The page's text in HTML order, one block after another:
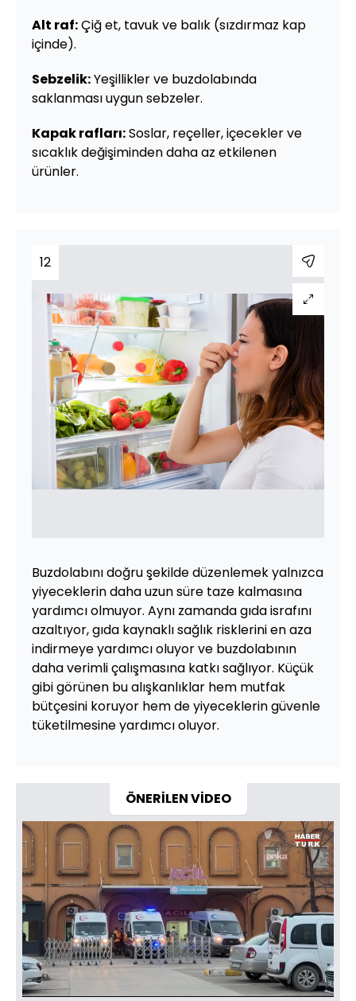
Alt raf:Çiğ et, tavuk ve balık (sızdırmaz kap
içinde).
Sebzelik:Yeşillikler ve buzdolabında
saklanması uygun sebzeler.
Kapak rafları:Soslar, reçeller, içecekler ve
sıcaklık değişiminden daha az etkilenen
ürünler.
12
Buzdolabını doğru şekilde düzenlemek yalnızca
yiyeceklerin daha uzun süre taze kalmasına
yardımcı olmuyor. Aynı zamanda gıda israfını
azaltıyor, gıda kaynaklı sağlık risklerini en aza
indirmeye yardımcı oluyor ve buzdolabının
daha verimli çalışmasına katkı sağlıyor. Küçük
gibi görünen bu alışkanlıklar hem mutfak
bütçesini koruyor hem de yiyeceklerin güvenle
tüketilmesine yardımcı oluyor.
ÖNERİLEN VİDEO
Sesi
Aç
Yüklendi:
50.32%
Oynatma
Hızı